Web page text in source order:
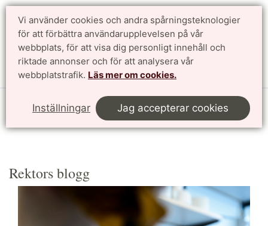
Vi använder cookies och andra spårningsteknologier
för att förbättra användarupplevelsen på vår
webbplats, för att visa dig personligt innehåll och
riktade annonser och för att analysera vår
webbplatstrafik. Läs mer om cookies.
Inställningar Jag accepterar cookies
Sök
Nyheter och press
Rektors blogg